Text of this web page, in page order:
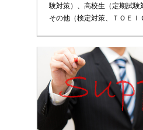
験対策）、高校生（定期試験
その他（検定対策、ＴＯＥＩ